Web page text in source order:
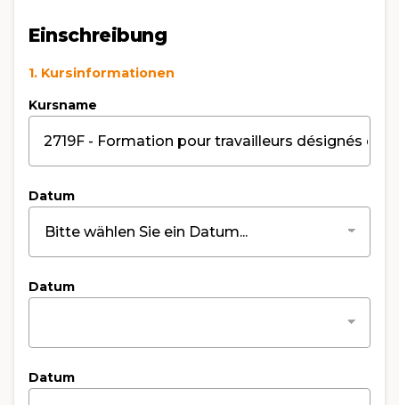
Einschreibung
1. Kursinformationen
Kursname
Datum
Datum
Datum